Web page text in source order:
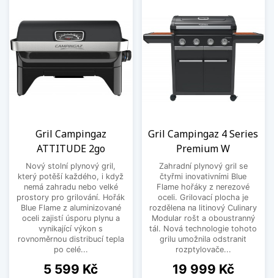
Gril Campingaz
ATTITUDE 2go
Nový stolní plynový gril,
který potěší každého, i když
nemá zahradu nebo velké
prostory pro grilování. Hořák
Blue Flame z aluminizované
oceli zajistí úsporu plynu a
vynikající výkon s
rovnoměrnou distribucí tepla
po celé...
Cena
5 599 Kč
Gril Campingaz 4 Series
Premium W
Zahradní plynový gril se
čtyřmi inovativními Blue
Flame hořáky z nerezové
oceli. Grilovací plocha je
rozdělena na litinový Culinary
Modular rošt a oboustranný
tál. Nová technologie tohoto
grilu umožnila odstranit
rozptylovače...
Cena
19 999 Kč